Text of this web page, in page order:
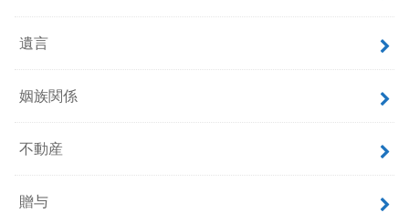
遺言
姻族関係
不動産
贈与